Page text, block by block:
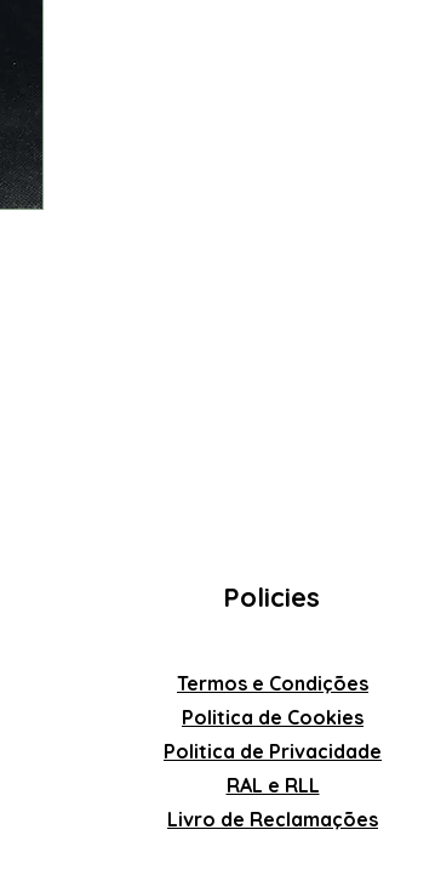
Policies
Termos e Condições
Politica de Cookies
Politica de Privacidade
RAL e RLL
Livro de Reclamações